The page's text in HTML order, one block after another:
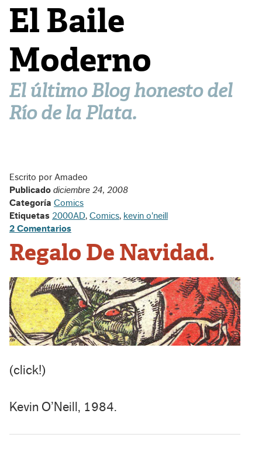
El Baile
Moderno
El último Blog honesto del
Río de la Plata.
Escrito por Amadeo
Publicado diciembre 24, 2008
Categoría Comics
Etiquetas 2000AD, Comics, kevin o'neill
2 Comentarios
Regalo De Navidad.
(click!)
Kevin O’Neill, 1984.